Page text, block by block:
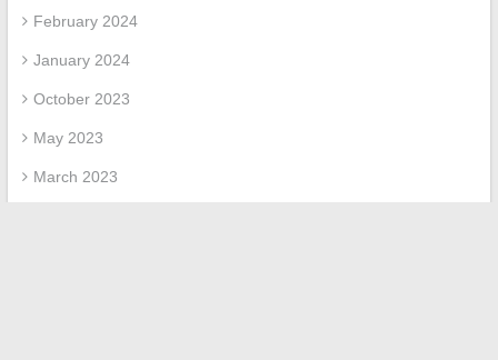
February 2024
January 2024
October 2023
May 2023
March 2023